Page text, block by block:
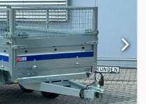
rendszer: 13 pólusú, 12
AL-KO vagy KNOTT
* Támasztókerék:
+ 100 km/h-s
euró – forgalmi
az áfát.
péntekig 08:00–12:00